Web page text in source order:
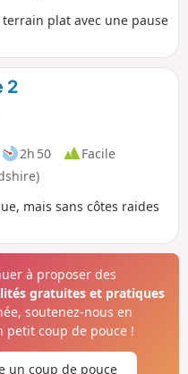
plat avec une pause
2
2h 50
Facile
mais sans côtes raides
à proposer des
gratuites et pratiques
soutenez-nous en
petit coup de pouce !
un coup de pouce